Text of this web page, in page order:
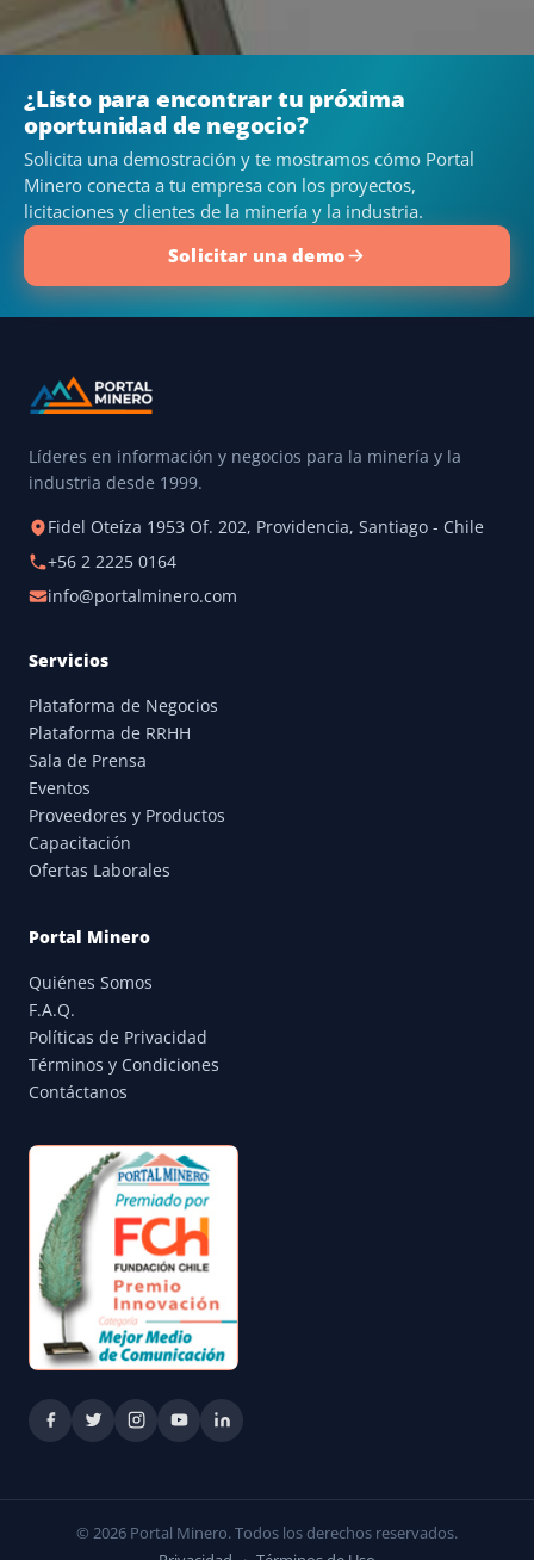
¿Listo para encontrar tu próxima
oportunidad de negocio?
Solicita una demostración y te mostramos cómo Portal
Minero conecta a tu empresa con los proyectos,
licitaciones y clientes de la minería y la industria.
Solicitar una demo
Líderes en información y negocios para la minería y la
industria desde 1999.
Fidel Oteíza 1953 Of. 202, Providencia, Santiago - Chile
+56 2 2225 0164
info@portalminero.com
Servicios
Plataforma de Negocios
Plataforma de RRHH
Sala de Prensa
Eventos
Proveedores y Productos
Capacitación
Ofertas Laborales
Portal Minero
Quiénes Somos
F.A.Q.
Políticas de Privacidad
Términos y Condiciones
Contáctanos
© 2026 Portal Minero. Todos los derechos reservados.